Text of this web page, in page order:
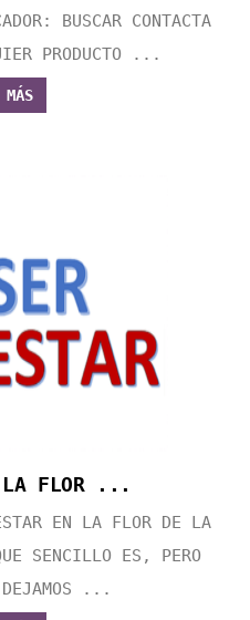
BUSCAR CONTACTA
PRODUCTO ...
MÁS
LA FLOR ...
EN LA FLOR DE LA
SENCILLO ES, PERO
...